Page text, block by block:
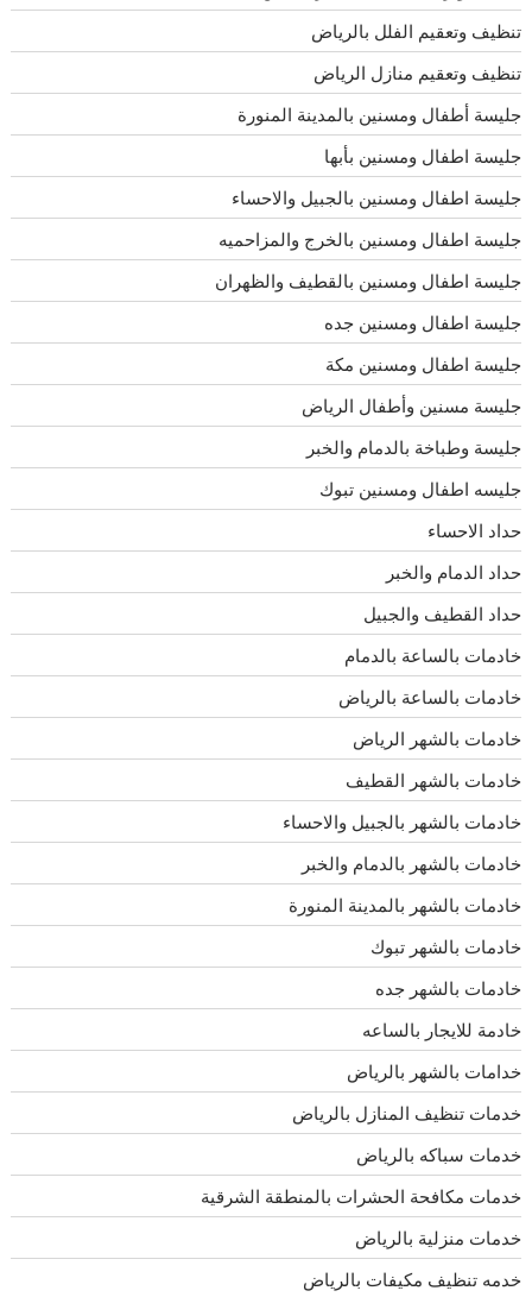
تنظيف وتعقيم الفلل بالرياض
تنظيف وتعقيم منازل الرياض
جليسة أطفال ومسنين بالمدينة المنورة
جليسة اطفال ومسنين بأبها
جليسة اطفال ومسنين بالجبيل والاحساء
جليسة اطفال ومسنين بالخرج والمزاحميه
جليسة اطفال ومسنين بالقطيف والظهران
جليسة اطفال ومسنين جده
جليسة اطفال ومسنين مكة
جليسة مسنين وأطفال الرياض
جليسة وطباخة بالدمام والخبر
جليسه اطفال ومسنين تبوك
حداد الاحساء
حداد الدمام والخبر
حداد القطيف والجبيل
خادمات بالساعة بالدمام
خادمات بالساعة بالرياض
خادمات بالشهر الرياض
خادمات بالشهر القطيف
خادمات بالشهر بالجبيل والاحساء
خادمات بالشهر بالدمام والخبر
خادمات بالشهر بالمدينة المنورة
خادمات بالشهر تبوك
خادمات بالشهر جده
خادمة للايجار بالساعه
خدامات بالشهر بالرياض
خدمات تنظيف المنازل بالرياض
خدمات سباكه بالرياض
خدمات مكافحة الحشرات بالمنطقة الشرقية
خدمات منزلية بالرياض
خدمه تنظيف مكيفات بالرياض